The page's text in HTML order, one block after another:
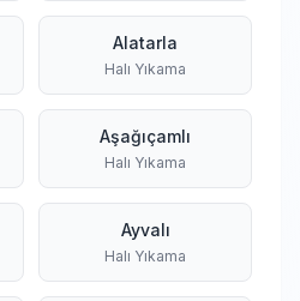
Alatarla
Halı Yıkama
Aşağıçamlı
Halı Yıkama
Ayvalı
Halı Yıkama